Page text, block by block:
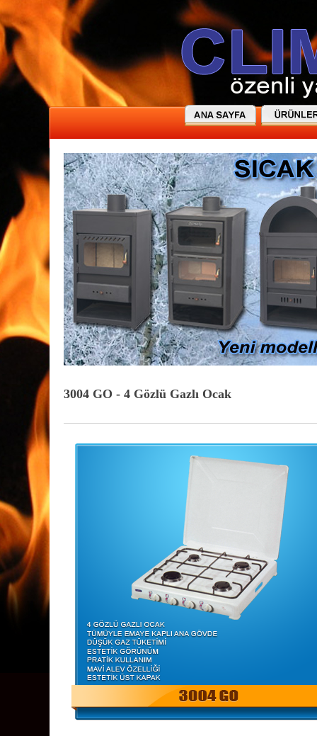
3004 GO - 4 Gözlü Gazlı Ocak